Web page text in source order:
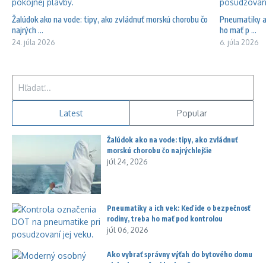
Žalúdok ako na vode: tipy, ako zvládnuť morskú chorobu čo
najrých ...
24. júla 2026
Pneumatiky
ho mať p ...
6. júla 2026
Latest Popular
Žalúdok ako na vode: tipy, ako zvládnuť
morskú chorobu čo najrýchlejšie
júl 24, 2026
Pneumatiky a ich vek: Keď ide o bezpečnosť
rodiny, treba ho mať pod kontrolou
júl 06, 2026
Ako vybrať správny výťah do bytového domu